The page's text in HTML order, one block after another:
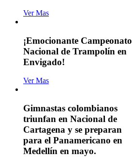
Ver Mas
¡Emocionante Campeonato
Nacional de Trampolín en
Envigado!
Ver Mas
Gimnastas colombianos
triunfan en Nacional de
Cartagena y se preparan
para el Panamericano en
Medellín en mayo.